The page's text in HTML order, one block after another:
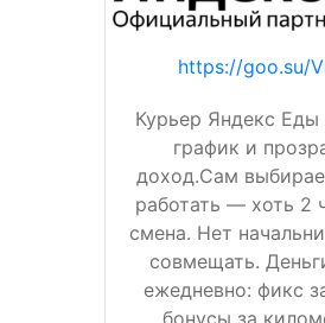
https://goo.su/
Курьер Яндекс
график и
доход.Сам
работать — хоть 2
смена. Нет
совмещать.
ежедневно: фикс